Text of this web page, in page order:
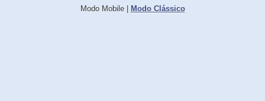
Modo Mobile| Modo Clássico